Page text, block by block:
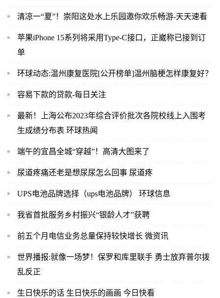
清凉一“夏”！崇阳这处水上乐园邀你欢乐畅游-天天速看
苹果iPhone 15系列将采用Type-C接口，正崴称已接到订
单
环球动态:温州康复医院[公开榜单]温州脑梗怎样康复好？
容易下款的贷款-每日关注
最新！上海公布2023年综合评价批次各院校线上入围考
生成绩分布表 环球热闻
端午的宜昌全城“穿越”！高清大图来了
尿道疼痛还老是想尿尿怎么回事 尿道疼
UPS电池品牌选择（ups电池品牌） 环球信息
我省首批服务乡村振兴“银龄人才”获聘
前五个月电信业务总量保持较快增长 微资讯
世界播报:就像一场梦！保罗和库里联手 勇士放弃普尔拨
乱反正
生日快乐的话 生日快乐的画画 今日快看